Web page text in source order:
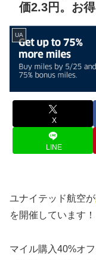
価2.3円。お
UA
X
LINE
ユナイテッド航空が
を開催しています！
マイル購入40%オ